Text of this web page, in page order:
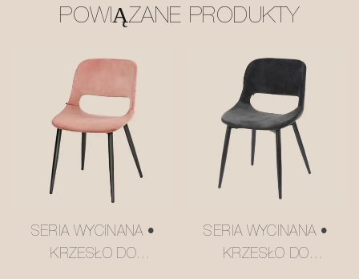
POWIĄZANE PRODUKTY
SERIA WYCINANA •
KRZESŁO DO
SERIA WYCINANA •
KRZESŁO DO